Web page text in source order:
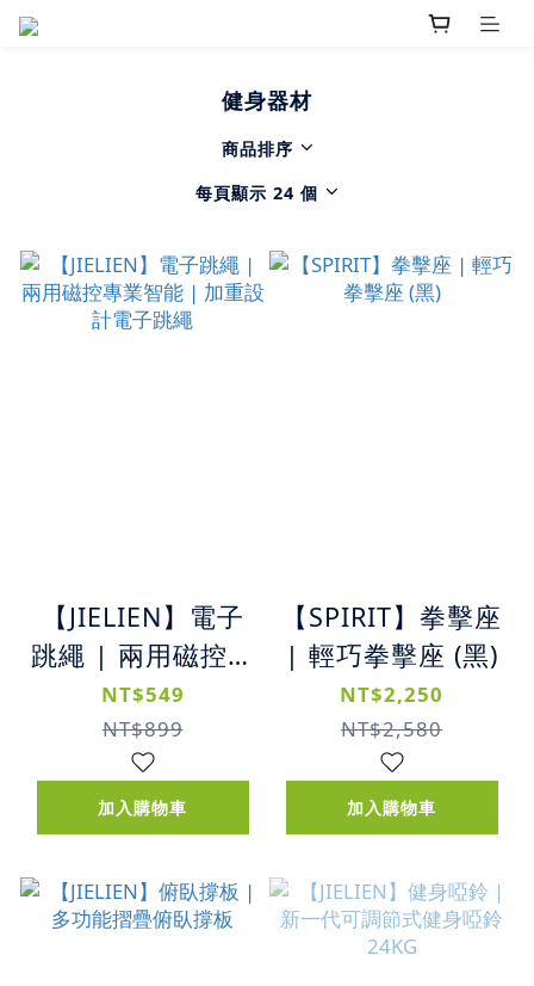
健身器材
商品排序
每頁顯示 24 個
【JIELIEN】電子
跳繩 | 兩用磁控專
業智能 | 加重設計
電子跳繩
NT$549
NT$899
加入購物車
【SPIRIT】拳擊座
| 輕巧拳擊座 (黑)
NT$2,250
NT$2,580
加入購物車